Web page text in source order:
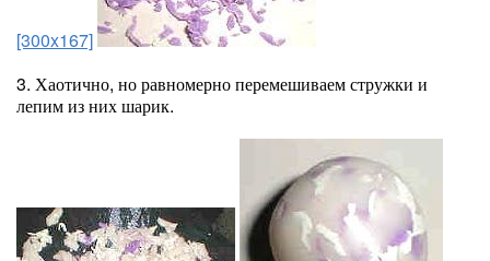
[300x167]
3. Хаотично, но равномерно перемешиваем стружки и
лепим из них шарик.